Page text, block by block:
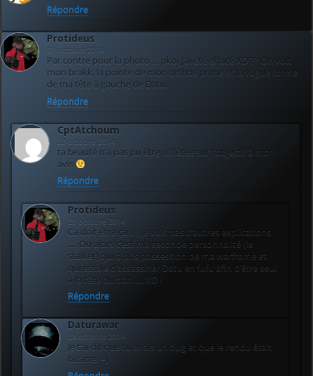
Répondre
Protideus
28 octobre 2014
Par contre pour la photo … pkoi j’ai été effacé XD ?? On voit
mon brakk, la pointe de mon orthos prime et la vague forme
de ma tête à gauche de Datu.
Répondre
CptAtchoum
28 octobre 2014
ta beauté n’a pas pu être reflétée sur l’objectif à mon
avis
Répondre
Protideus
28 octobre 2014
Ca doit être ça :/ ! Je vois pas d’autres explications
…. Ou alors c’est ma seconde personnalité (le
stalker) qui a pris possession de ma warframe et
qui essaie d’assassiner Datu en fufu afin d’être seul
à la tête du clan …. XD !
Répondre
Daturawar
28 octobre 2014
Je t’ai dit que tu avais un bug et que le rendu était
bizarre. =)